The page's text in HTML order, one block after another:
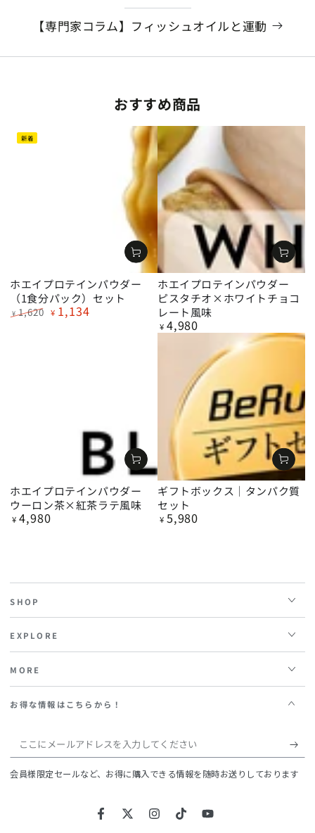
【専門家コラム】フィッシュオイルと運動
おすすめ商品
ホエイプロテインパウダー
（1食分パック）セット
¥ 1,620
¥ 1,134
新着
ホエイプロテインパウダー
ピスタチオ×ホワイトチョコ
レート風味
定
¥ 4,980
ホエイプロテインパウダー
ウーロン茶×紅茶ラテ風味
定
¥ 4,980
ギフトボックス｜タンパク質
セット
定
¥ 5,980
SHOP
EXPLORE
MORE
お得な情報はこちらから！
こ
こ
に
会員様限定セールなど、お得に購入できる情報を随時お送りしております
FacebookTwitterInstagramTikTokYouTube